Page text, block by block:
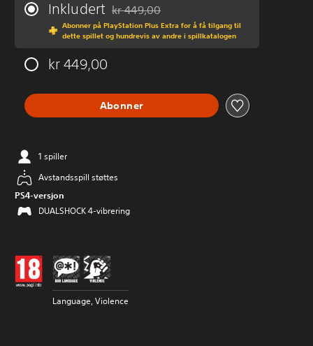
Inkludert Nedsatt fra opprinnelig pris på kr 449,00
kr 449,00
Abonner på PlayStation Plus Extra for å få tilgang til
dette spillet og hundrevis av andre i spillkatalogen
kr 449,00
Abonner
1 spiller
Avstandsspill støttes
PS4-versjon
DUALSHOCK 4-vibrering
Language, Violence